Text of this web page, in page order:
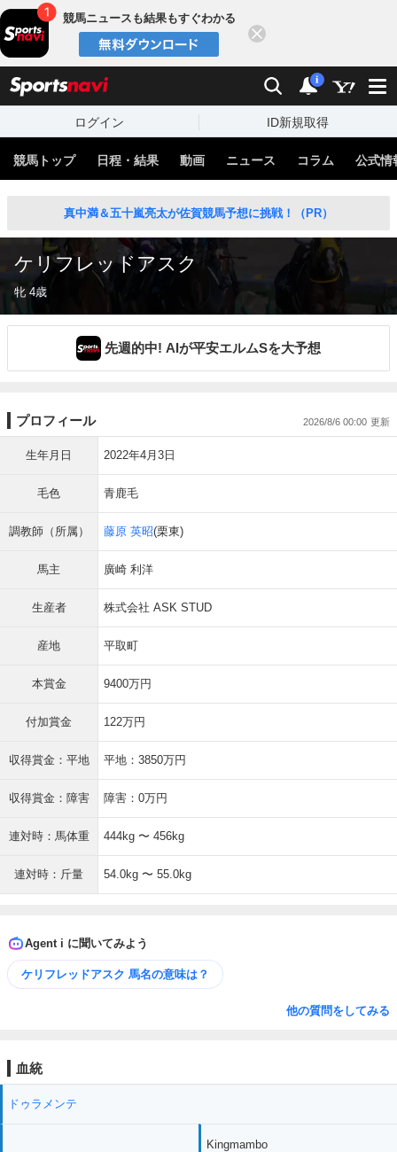
競馬ニュースも結果もすぐわかる
検索 通知
i
ログイン ID新規取得
競馬トップ 日程・結果 動画 ニュース コラム 公式情
真中満＆五十嵐亮太が佐賀競馬予想に挑戦！（PR）
ケリフレッドアスク
牝 4歳
先週的中! AIが平安エルムSを大予想
プロフィール 2026/8/6 00:00
生年月日 2022年4月3日
毛色 青鹿毛
調教師（所属） 藤原 英昭(栗東)
馬主 廣崎 利洋
生産者 株式会社 ASK STUD
産地 平取町
本賞金 9400万円
付加賞金 122万円
収得賞金：平地 平地：3850万円
収得賞金：障害 障害：0万円
連対時：馬体重 444kg 〜 456kg
連対時：斤量 54.0kg 〜 55.0kg
Agent i に聞いてみよう
ケリフレッドアスク 馬名の意味は？
他の質問をしてみる
血統
ドゥラメンテ
Kingmambo